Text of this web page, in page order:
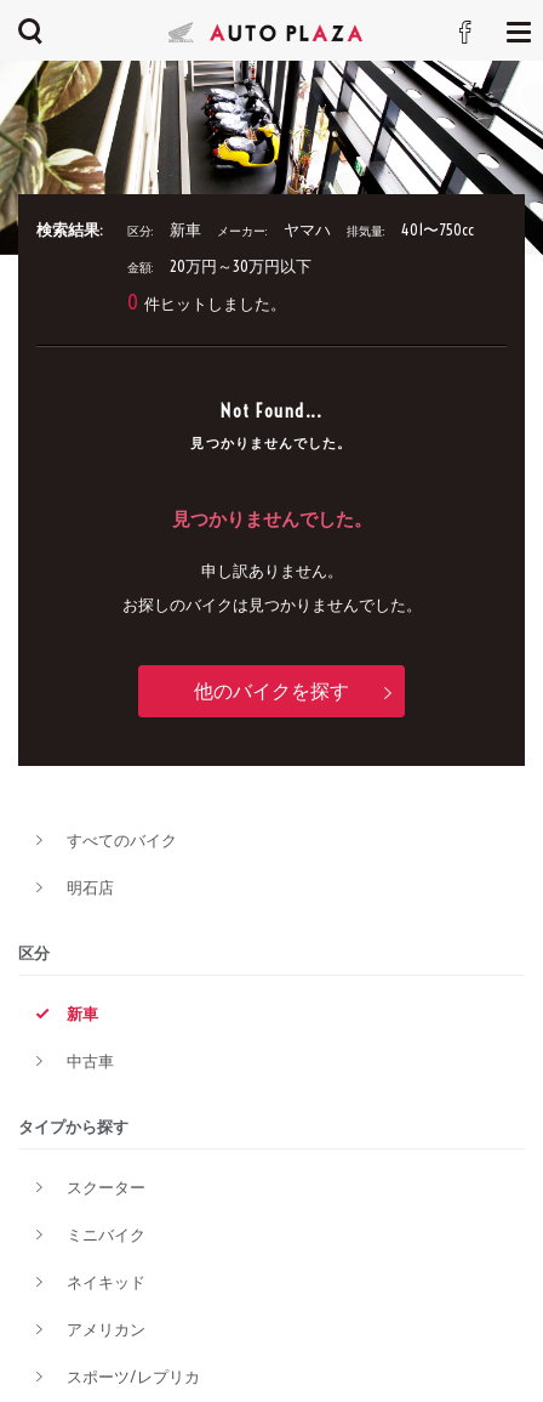
検索結果: 区分: 新車 メーカー: ヤマハ 排気量: 401〜750cc
金額: 20万円～30万円以下
0 件ヒットしました。
Not Found...
見つかりませんでした。
見つかりませんでした。
申し訳ありません。
お探しのバイクは見つかりませんでした。
他のバイクを探す
すべてのバイク
明石店
区分
新車
中古車
タイプから探す
スクーター
ミニバイク
ネイキッド
アメリカン
スポーツ/レプリカ
新車
タイプ
価格